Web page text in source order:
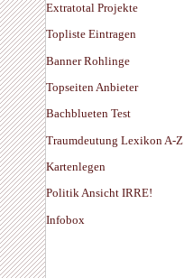
Extratotal Projekte
Topliste Eintragen
Banner Rohlinge
Topseiten Anbieter
Bachblueten Test
Traumdeutung Lexikon A-Z
Kartenlegen
Politik Ansicht IRRE!
Infobox